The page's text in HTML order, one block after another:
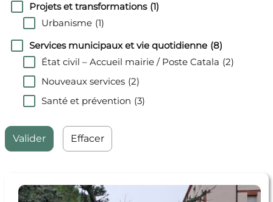
Projets et transformations (1)
Urbanisme (1)
Services municipaux et vie quotidienne (8)
État civil – Accueil mairie / Poste Catala (2)
Nouveaux services (2)
Santé et prévention (3)
Effacer
1er juillet 2026